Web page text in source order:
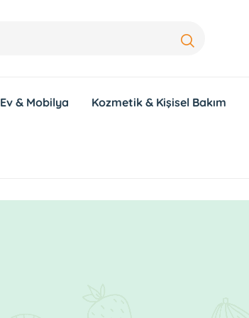
Ev & Mobilya Kozmetik & Kişisel Bakım